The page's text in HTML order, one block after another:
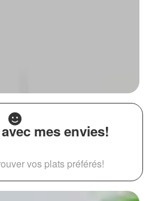
mes envies!
vos plats préférés!